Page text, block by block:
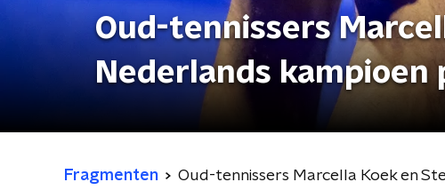
Oud-tennissers
Nederlands kampioen
Fragmenten Oud-tennissers Marcella Koek en